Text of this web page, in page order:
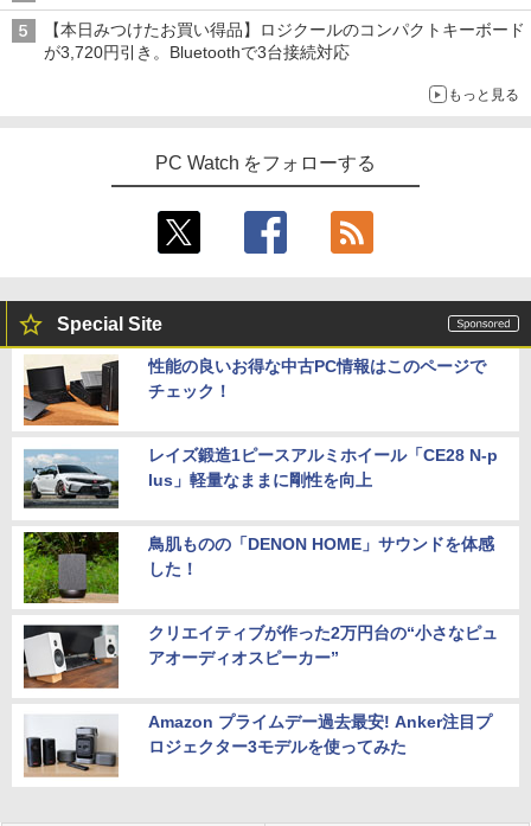
【本日みつけたお買い得品】ロジクールのコンパクトキーボード
が3,720円引き。Bluetoothで3台接続対応
もっと見る
PC Watch をフォローする
Special Site
性能の良いお得な中古PC情報はこのページで
チェック！
レイズ鍛造1ピースアルミホイール「CE28 N-p
lus」軽量なままに剛性を向上
鳥肌ものの「DENON HOME」サウンドを体感
した！
クリエイティブが作った2万円台の“小さなピュ
アオーディオスピーカー”
Amazon プライムデー過去最安! Anker注目プ
ロジェクター3モデルを使ってみた